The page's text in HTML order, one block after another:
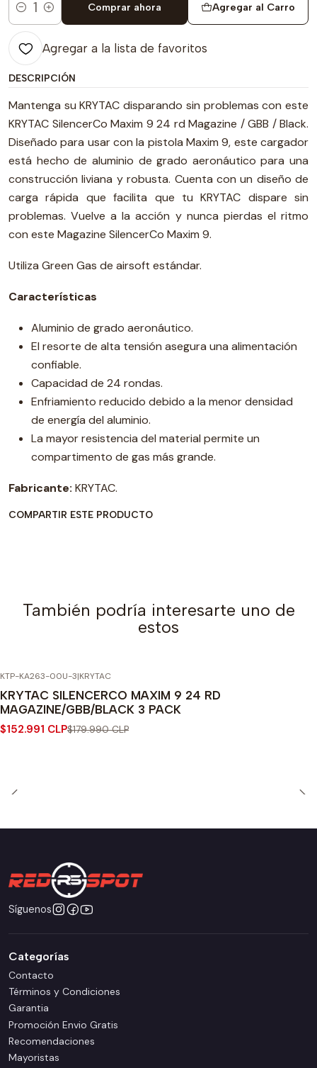
Cantidad
Agregar al Carro
Comprar ahora
Agregar a la lista de favoritos
DESCRIPCIÓN
Mantenga su KRYTAC disparando sin problemas con este
KRYTAC SilencerCo Maxim 9 24 rd Magazine / GBB / Black.
Diseñado para usar con la pistola Maxim 9, este cargador
está hecho de aluminio de grado aeronáutico para una
construcción liviana y robusta. Cuenta con un diseño de
carga rápida que facilita que tu KRYTAC dispare sin
problemas. Vuelve a la acción y nunca pierdas el ritmo
con este Magazine SilencerCo Maxim 9.
Utiliza Green Gas de airsoft estándar.
Características
Aluminio de grado aeronáutico.
El resorte de alta tensión asegura una alimentación
confiable.
Capacidad de 24 rondas.
Enfriamiento reducido debido a la menor densidad
de energía del aluminio.
La mayor resistencia del material permite un
compartimento de gas más grande.
Fabricante: KRYTAC.
COMPARTIR ESTE PRODUCTO
También podría interesarte uno de
estos
KTP-KA263-00U-3|KRYTAC
KRYTAC SILENCERCO MAXIM 9 24 RD
MAGAZINE/GBB/BLACK 3 PACK
$152.991 CLP$179.990 CLP
Síguenos
Categorías
Contacto
Términos y Condiciones
Garantia
Promoción Envio Gratis
Recomendaciones
Mayoristas